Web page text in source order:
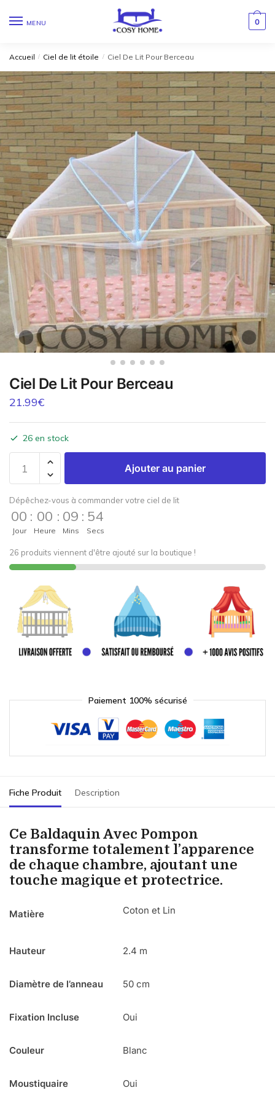
MENU 0
Accueil / Ciel de lit étoile / Ciel De Lit Pour Berceau
Ciel De Lit Pour Berceau
21.99€
26 en stock
Ajouter au panier
Dépêchez-vous à commander votre ciel de lit
00
Jour
: 00
Heure
: 09
Mins
: 54
Secs
26 produits viennent d'être ajouté sur la boutique !
Paiement 100% sécurisé
Fiche Produit Description
Ce Baldaquin Avec Pompon
transforme totalement l’apparence
de chaque chambre, ajoutant une
touche magique et protectrice.
Matière Coton et Lin
Hauteur 2.4 m
Diamètre de l’anneau 50 cm
Fixation Incluse Oui
Couleur Blanc
Moustiquaire Oui